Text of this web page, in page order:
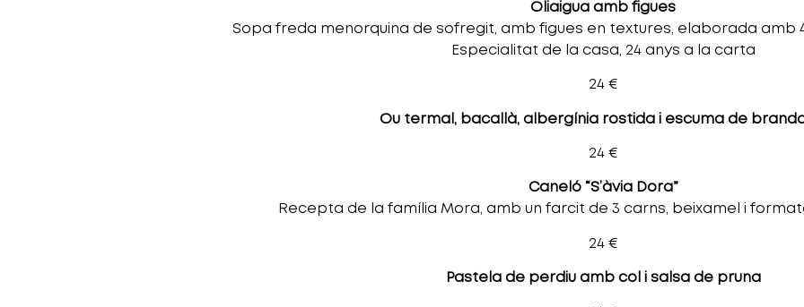
Oliaigua amb figues
Sopa freda menorquina de sofregit, amb figues en textures, elaborada amb
Especialitat de la casa, 24 anys a la carta
24 €
Ou termal, bacallà, albergínia rostida i escuma de
24 €
Caneló “S’àvia Dora”
Recepta de la família Mora, amb un farcit de 3 carns, beixamel i
24 €
Pastela de perdiu amb col i salsa de pruna